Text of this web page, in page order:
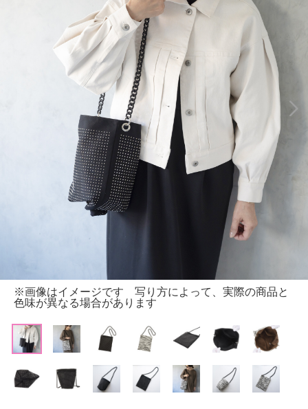
※画像はイメージです 写り方によって、実際の商品と
色味が異なる場合があります